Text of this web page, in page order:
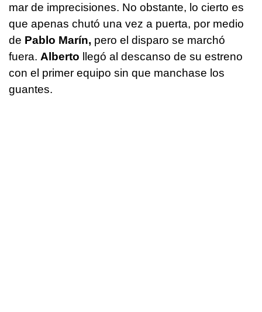
mar de imprecisiones. No obstante, lo cierto es
que apenas chutó una vez a puerta, por medio
de Pablo Marín, pero el disparo se marchó
fuera. Alberto llegó al descanso de su estreno
con el primer equipo sin que manchase los
guantes.